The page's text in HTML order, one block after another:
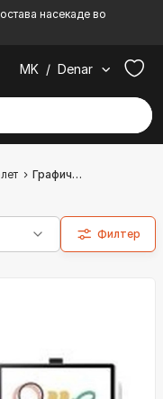
насекаде во
MK / Denar
Графички таблет
Филтер